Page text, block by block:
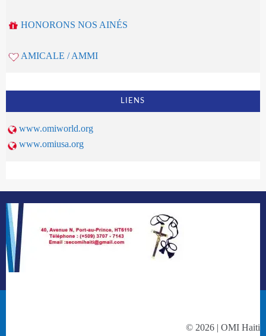
HONORONS NOS AINÉS
AMICALE / AMMI
LIENS
www.omiworld.org
www.omiusa.org
© 2026 | OMI Haiti